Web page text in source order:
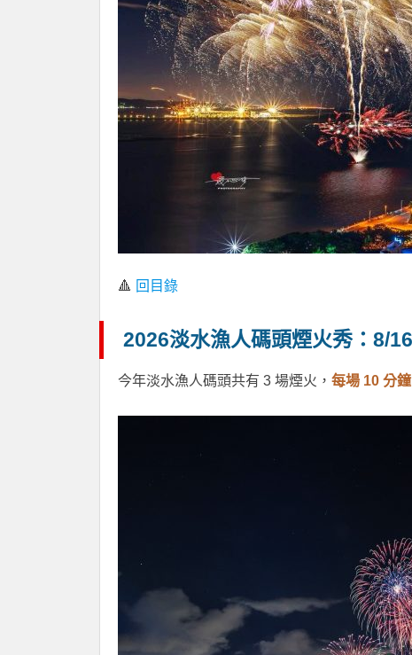
🔺 回目錄
2026淡水漁人碼頭煙火秀：8/
今年淡水漁人碼頭共有 3 場煙火， 每場 10 分鐘